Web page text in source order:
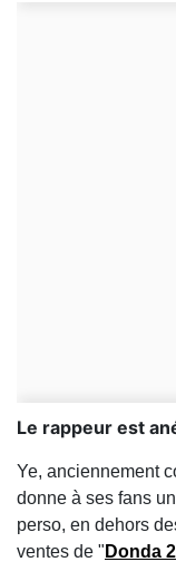
Le rappeur est
Ye, anciennement
donne à ses fans
perso, en dehors
ventes de " Donda 2